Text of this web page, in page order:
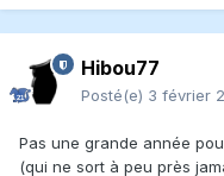
Hibou77
Posté(e) 3 février
Pas une grande année
(qui ne sort à peu près